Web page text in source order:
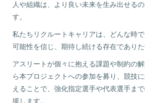
人や組織は、より良い未来を生み出せる
す。
私たちリクルートキャリアは、どんな時
可能性を信じ、期待し続ける存在でありた
アスリートが個々に抱える課題や制約の
ら本プロジェクトへの参加を募り、競技
えることで、強化指定選手や代表選手ま
援します。